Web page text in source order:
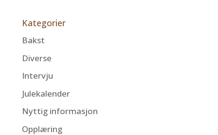
Kategorier
Bakst
Diverse
Intervju
Julekalender
Nyttig informasjon
Opplæring